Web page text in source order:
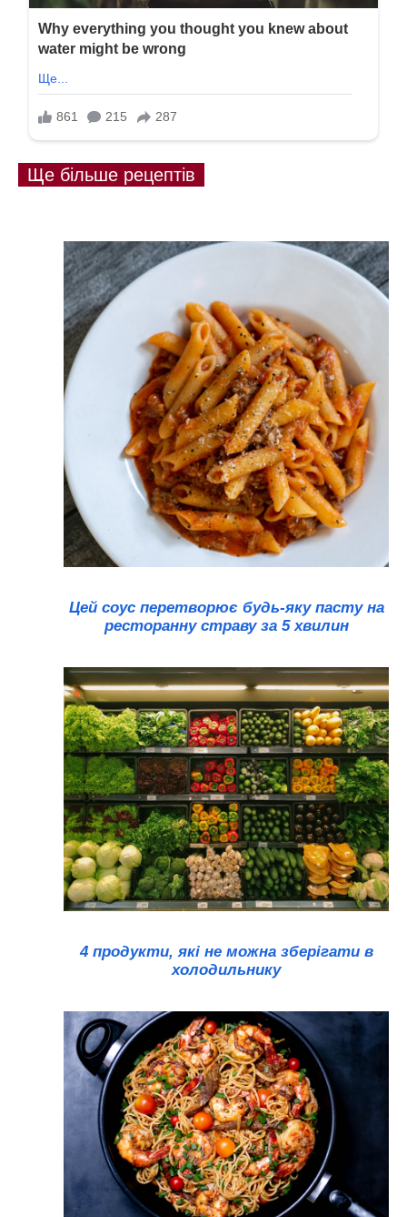
Ще більше рецептів
Цей соус перетворює будь-яку пасту на
ресторанну страву за 5 хвилин
4 продукти, які не можна зберігати в
холодильнику